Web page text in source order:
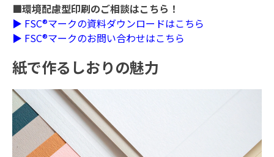
■環境配慮型印刷のご相談はこちら！
▶ FSC®マークの資料ダウンロードはこちら
▶ FSC®マークのお問い合わせはこちら
紙で作るしおりの魅力